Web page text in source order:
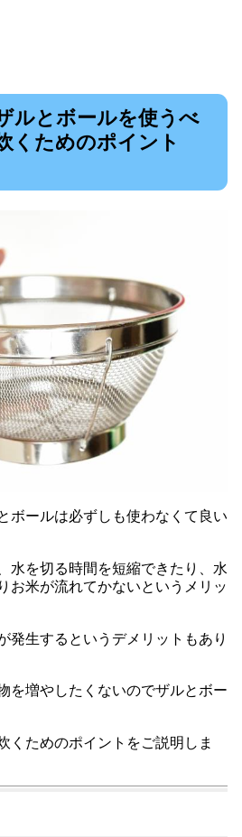
ルとボールを使うべ
くためのポイント
ボールは必ずしも使わなくて良い
水を切る時間を短縮できたり、水
お米が流れてかないというメリッ
発生するというデメリットもあり
を増やしたくないのでザルとボー
くためのポイントをご説明しま